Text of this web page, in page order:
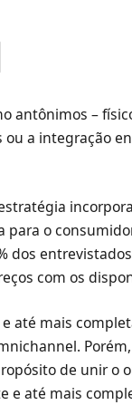
antônimos –
a integração
o
dos
com os
até mais
de unir o
e até mais